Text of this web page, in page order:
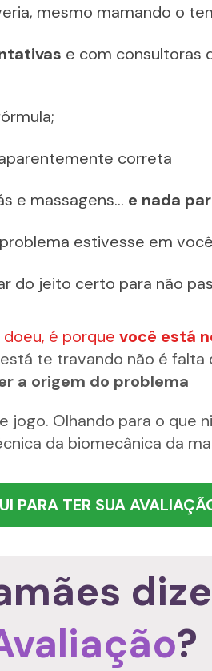
mesmo mamando o
e com consultoras
correta
e massagens… e nada
estivesse em
do jeito certo para não
é porque você está
te travando não é falta
a origem do problema
jogo. Olhando para o que
da biomecânica da
PARA TER SUA
?